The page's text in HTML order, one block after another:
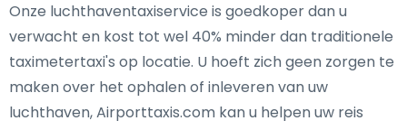
Onze luchthaventaxiservice is goedkoper dan u
verwacht en kost tot wel 40% minder dan traditionele
taximetertaxi's op locatie. U hoeft zich geen zorgen te
maken over het ophalen of inleveren van uw
luchthaven, Airporttaxis.com kan u helpen uw reis